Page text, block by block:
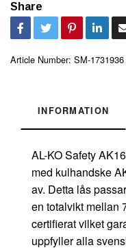
Share
Article Number: SM-1731936
INFORMATION
AL-KO Safety
med kulhandske
av. Detta lås
en totalvikt mellan
certifierat vilket
uppfyller alla